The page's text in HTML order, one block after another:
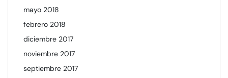
mayo 2018
febrero 2018
diciembre 2017
noviembre 2017
septiembre 2017